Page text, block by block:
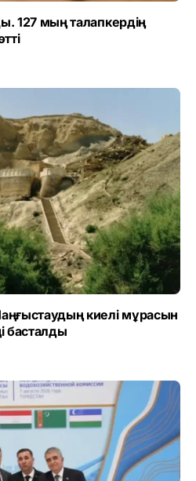
127 мың талапкердің
киелі мұрасын
басталды